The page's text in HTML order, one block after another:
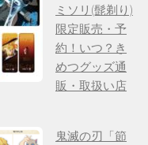
ミソリ(髭剃り)
限定販売・予
約！いつ？き
めつグッズ通
販・取扱い店
鬼滅の刃「節